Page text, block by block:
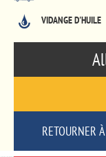
VIDANGE D'HUILE
RETOURNER